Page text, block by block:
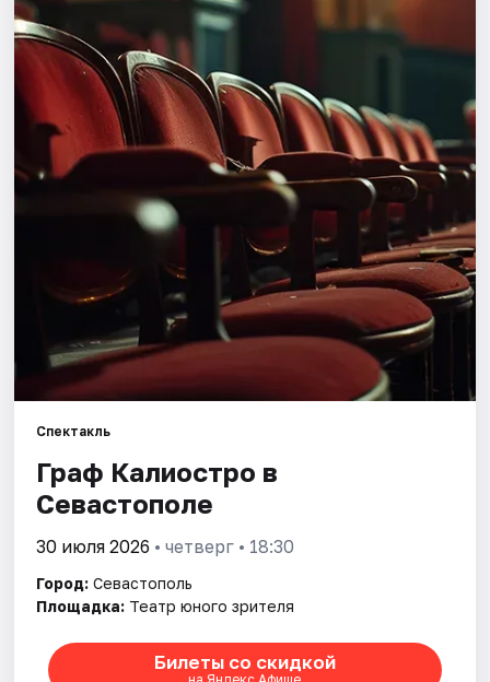
Артисты
Рейтинги
Спектакль
Граф Калиостро в
Севастополе
30 июля 2026 • четверг • 18:30
Город: Севастополь
Площадка: Театр юного зрителя
Билеты со скидкой